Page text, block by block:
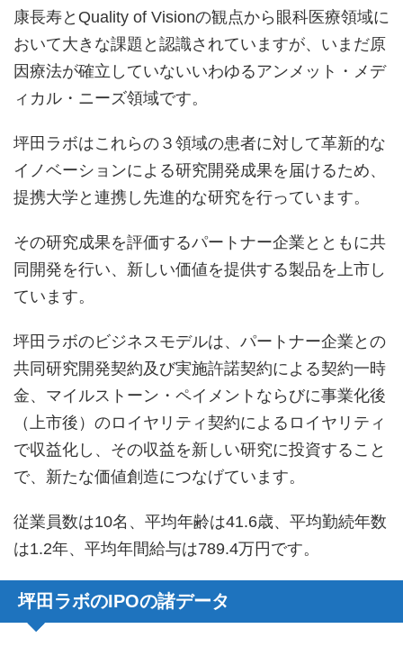
康長寿とQuality of Visionの観点から眼科医療領域に
おいて大きな課題と認識されていますが、いまだ原
因療法が確立していないいわゆるアンメット・メデ
ィカル・ニーズ領域です。
坪田ラボはこれらの３領域の患者に対して革新的な
イノベーションによる研究開発成果を届けるため、
提携大学と連携し先進的な研究を行っています。
その研究成果を評価するパートナー企業とともに共
同開発を行い、新しい価値を提供する製品を上市し
ています。
坪田ラボのビジネスモデルは、パートナー企業との
共同研究開発契約及び実施許諾契約による契約一時
金、マイルストーン・ペイメントならびに事業化後
（上市後）のロイヤリティ契約によるロイヤリティ
で収益化し、その収益を新しい研究に投資すること
で、新たな価値創造につなげています。
従業員数は10名、平均年齢は41.6歳、平均勤続年数
は1.2年、平均年間給与は789.4万円です。
坪田ラボのIPOの諸データ